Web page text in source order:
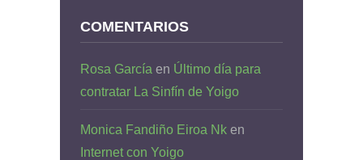
COMENTARIOS
Rosa García en Último día para
contratar La Sinfín de Yoigo
Monica Fandiño Eiroa Nk en
Internet con Yoigo